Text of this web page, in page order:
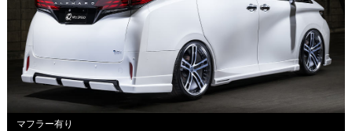
マフラー有り